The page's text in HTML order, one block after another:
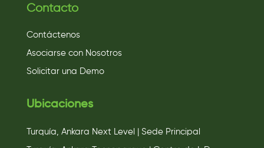
Contacto
Contáctenos
Asociarse con Nosotros
Solicitar una Demo
Ubicaciones
Turquía, Ankara Next Level | Sede Principal